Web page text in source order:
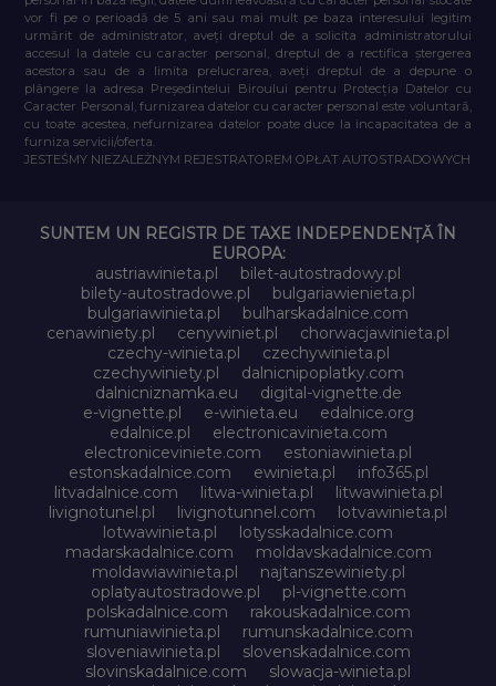
vor fi pe o perioadă de 5 ani sau mai mult pe baza interesului legitim
urmărit de administrator, aveți dreptul de a solicita administratorului
accesul la datele cu caracter personal, dreptul de a rectifica ștergerea
acestora sau de a limita prelucrarea, aveți dreptul de a depune o
plângere la adresa Președintelui Biroului pentru Protecția Datelor cu
Caracter Personal, furnizarea datelor cu caracter personal este voluntară,
cu toate acestea, nefurnizarea datelor poate duce la incapacitatea de a
furniza servicii/oferta.
JESTEŚMY NIEZALEŻNYM REJESTRATOREM OPŁAT AUTOSTRADOWYCH
SUNTEM UN REGISTR DE TAXE INDEPENDENȚĂ ÎN
EUROPA:
austriawinieta.pl
bilet-autostradowy.pl
bilety-autostradowe.pl
bulgariawienieta.pl
bulgariawinieta.pl
bulharskadalnice.com
cenawiniety.pl
cenywiniet.pl
chorwacjawinieta.pl
czechy-winieta.pl
czechywinieta.pl
czechywiniety.pl
dalnicnipoplatky.com
dalnicniznamka.eu
digital-vignette.de
e-vignette.pl
e-winieta.eu
edalnice.org
edalnice.pl
electronicavinieta.com
electroniceviniete.com
estoniawinieta.pl
estonskadalnice.com
ewinieta.pl
info365.pl
litvadalnice.com
litwa-winieta.pl
litwawinieta.pl
livignotunel.pl
livignotunnel.com
lotvawinieta.pl
lotwawinieta.pl
lotysskadalnice.com
madarskadalnice.com
moldavskadalnice.com
moldawiawinieta.pl
najtanszewiniety.pl
oplatyautostradowe.pl
pl-vignette.com
polskadalnice.com
rakouskadalnice.com
rumuniawinieta.pl
rumunskadalnice.com
sloveniawinieta.pl
slovenskadalnice.com
slovinskadalnice.com
slowacja-winieta.pl